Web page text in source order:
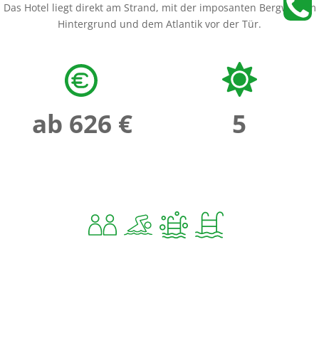
Das Hotel liegt direkt am Strand, mit der imposanten Bergwelt im
Hintergrund und dem Atlantik vor der Tür.
ab 626 € 5